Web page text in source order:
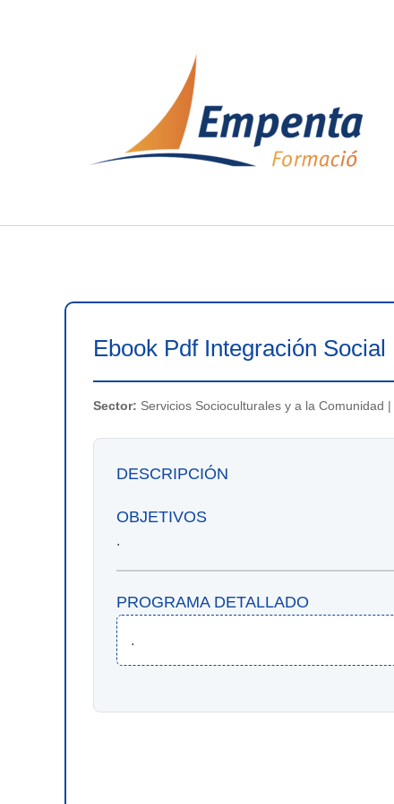
Ebook Pdf Integración Social
Sector: Servicios Socioculturales y a la Comunidad |
DESCRIPCIÓN
OBJETIVOS
.
PROGRAMA DETALLADO
.